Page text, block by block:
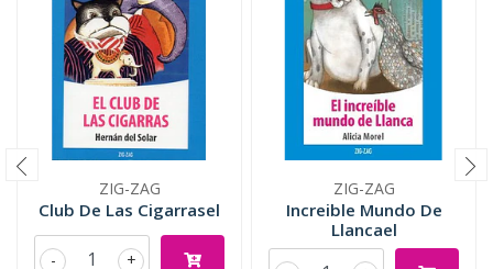
ZIG-ZAG
Club De Las Cigarrasel
+
-
ZIG-ZAG
Increible Mundo De
Llancael